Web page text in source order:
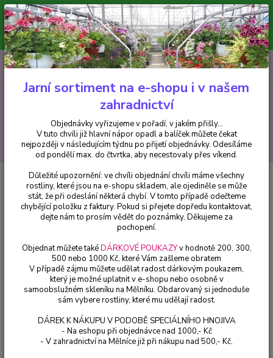
Minimální hodnota pro odeslání z e-shopu je 300 Kč.
V tuto chvíli již hlavní nápor objednávek opadl a balíček můžete čekat
nejpozději v následujícím týdnu po přijetí objednávky. Objednávky
vyřizujeme v pořadí, v jakém přišly...
CZK
Hledat
+420 602 223 614 0ks
za0 Kč
Pelargonie
Pelargónie peltátum Rocky - muškát převislý plnokvětý
- cena za kus v 3-kusovém balení
Pelargónie peltátum Rocky -
muškát převislý plnokvětý - cena
za kus v 3-kusovém balení
Jarní sortiment na e-shopu i v našem
zahradnictví
Objednávky vyřizujeme v pořadí, v jakém přišly...
V tuto chvíli již hlavní nápor opadl a balíček můžete čekat
nejpozději v následujícím týdnu po přijetí objednávky. Odesíláme
od pondělí max. do čtvrtka, aby necestovaly přes víkend.
Důležité upozornění: ve chvíli objednání chvíli máme všechny
rostliny, které jsou na e-shopu skladem, ale ojediněle se může
stát, že při odeslání některá chybí. V tomto případě odečteme
chybějící položku z faktury. Pokud si přejete dopředu kontaktovat,
dejte nám to prosím vědět do poznámky. Děkujeme za
pochopení.
Objednat můžete takéDÁRKOVÉ POUKAZYv hodnotě 200, 300,
500 nebo 1000 Kč, které Vám zašleme obratem
V případě zájmu můžete udělat radost dárkovým poukazem,
který je možné uplatnit v e-shopu nebo osobně v
samoobslužném skleníku na Mělníku. Obdarovaný si jednoduše
sám vybere rostliny, které mu udělají radost.
DÁREK K NÁKUPU V PODOBĚ SPECIÁLNÍHO HNOJIVA
- Na eshopu při objednávce nad 1000,- Kč
- V zahradnictví na Mělníce již při nákupu nad 500,- Kč.